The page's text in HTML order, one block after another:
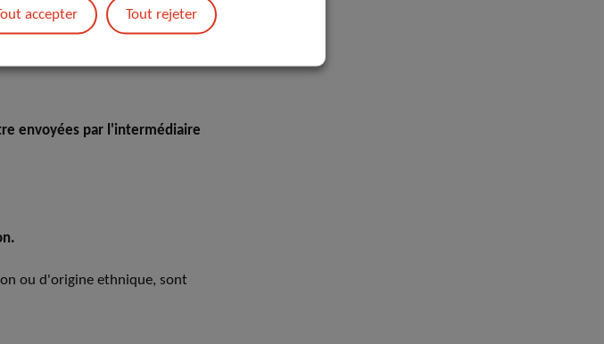
envoyées par l'intermédiaire
ou d'origine ethnique, sont
accepter Tout rejeter